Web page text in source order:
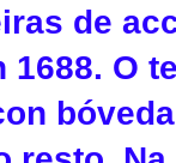
de
O